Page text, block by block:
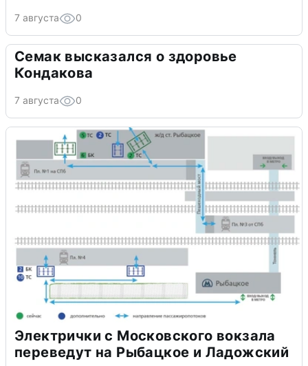
7 августа 0
Семак высказался о здоровье
Кондакова
7 августа 0
Электрички с Московского вокзала
переведут на Рыбацкое и Ладожский